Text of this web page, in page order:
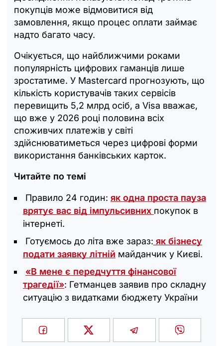
покупців може відмовитися від
замовлення, якщо процес оплати займає
надто багато часу.
Очікується, що найближчими роками
популярність цифрових гаманців лише
зростатиме. У Mastercard прогнозують, що
кількість користувачів таких сервісів
перевищить 5,2 млрд осіб, а Visa вважає,
що вже у 2026 році половина всіх
споживчих платежів у світі
здійснюватиметься через цифрові форми
використання банківських карток.
Читайте по темі
Правило 24 годин: як одна проста пауза
врятує вас від імпульсивних покупок в
інтернеті.
Готуємось до літа вже зараз: як бізнесу
подати заявку літній майданчик у Києві.
«В мене є передчуття фінансової
трагедії»: Гетманцев заявив про складну
ситуацію з видатками бюджету України